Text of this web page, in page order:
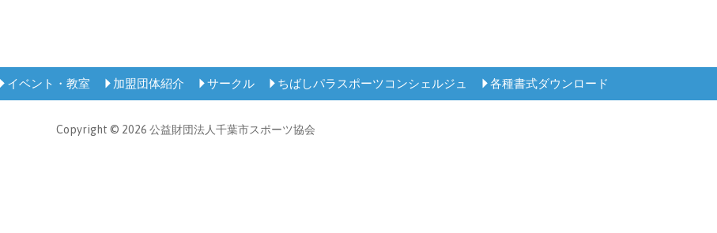
イベント・教室 加盟団体紹介 サークル ちばしパラスポーツコンシェルジュ 各種書式ダウンロード
Copyright © 2026 公益財団法人千葉市スポーツ協会